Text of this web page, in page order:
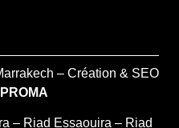
– Création & SEO
– Riad Essaouira – Riad